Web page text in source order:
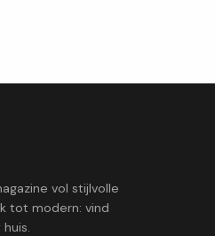
vol stijlvolle
tot modern: vind